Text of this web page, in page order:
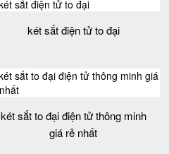
két sắt điện tử to đại
két sắt to đại điện tử thông minh
giá rẻ nhất